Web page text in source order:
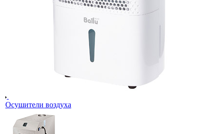
Осушители воздуха